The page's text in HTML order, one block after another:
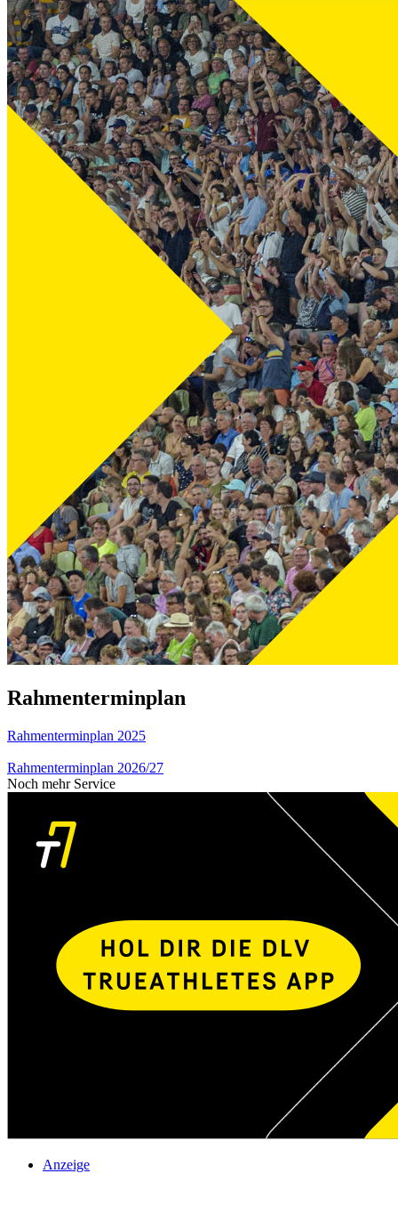
Rahmenterminplan
Rahmenterminplan 2025
Rahmenterminplan 2026/27
Noch mehr Service
Anzeige